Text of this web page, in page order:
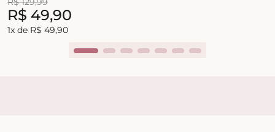
R$ 49,90
1x de R$ 49,90